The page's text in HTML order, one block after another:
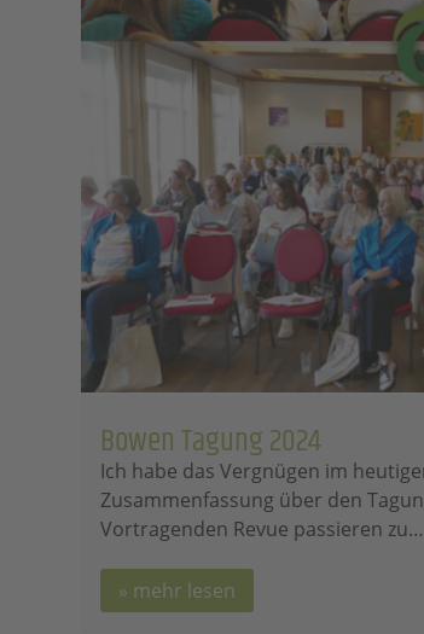
Bowen Tagung 2024
Ich habe das Vergnügen im
Zusammenfassung über den
Vortragenden Revue passieren zu…
mehr lesen